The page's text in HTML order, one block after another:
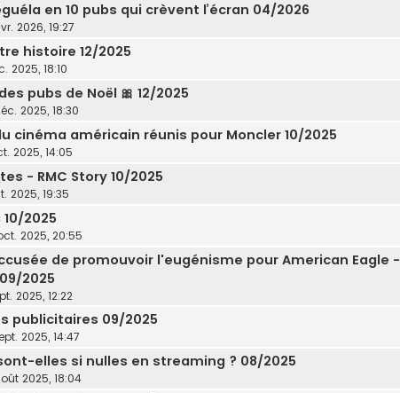
en 10 pubs qui crèvent l’écran 04/2026
2026, 19:27
histoire 12/2025
2025, 18:10
pubs de Noël 🎀 12/2025
2025, 18:30
cinéma américain réunis pour Moncler 10/2025
2025, 14:05
- RMC Story 10/2025
2025, 19:35
2025
2025, 20:55
de promouvoir l'eugénisme pour American Eagle -
2025
2025, 12:22
publicitaires 09/2025
2025, 14:47
elles si nulles en streaming ? 08/2025
2025, 18:04